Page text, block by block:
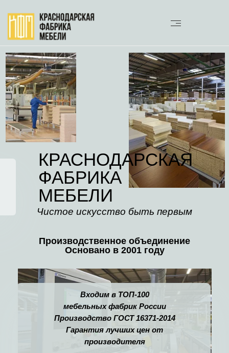
КРАСНОДАРСКАЯ
ФАБРИКА
МЕБЕЛИ
Входим в ТОП-100
мебельных фабрик России
Производство ГОСТ 16371-2014
Гарантия лучших цен от
производителя
Производственное объединение
Основано в 2001 году
Чистое искусство быть первым